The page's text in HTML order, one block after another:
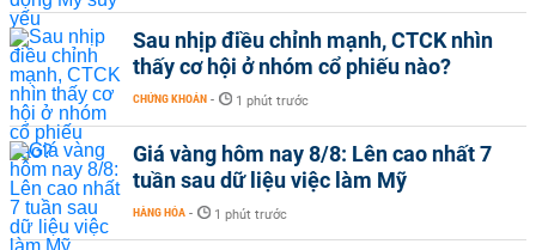
Sau nhịp điều chỉnh mạnh, CTCK nhìn
thấy cơ hội ở nhóm cổ phiếu nào?
CHỨNG KHOÁN - 1 phút trước
Giá vàng hôm nay 8/8: Lên cao nhất 7
tuần sau dữ liệu việc làm Mỹ
HÀNG HÓA - 1 phút trước